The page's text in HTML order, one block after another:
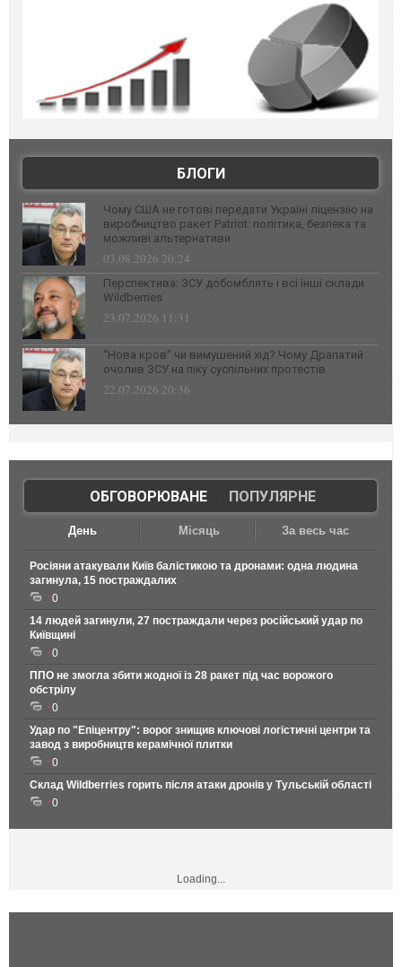
БЛОГИ
Чому США не готові передати Україні ліцензію на
виробництво ракет Patriot: політика, безпека та
можливі альтернативи
03.08.2026 20:24
Перспектива: ЗСУ добомблять і всі інші склади
Wildberries
23.07.2026 11:31
“Нова кров” чи вимушений хід? Чому Драпатий
очолив ЗСУ на піку суспільних протестів
22.07.2026 20:36
ОБГОВОРЮВАНЕ| ПОПУЛЯРНЕ
День Місяць За весь час
Росіяни атакували Київ балістикою та дронами: одна людина
загинула, 15 постраждалих
0
14 людей загинули, 27 постраждали через російський удар по
Київщині
0
ППО не змогла збити жодної із 28 ракет під час ворожого
обстрілу
0
Удар по "Епіцентру": ворог знищив ключові логістичні центри та
завод з виробництв керамічної плитки
0
Склад Wildberries горить після атаки дронів у Тульській області
0
Loading...